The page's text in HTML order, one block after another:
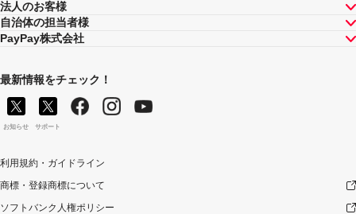
法人のお客様
自治体の担当者様
PayPay株式会社
最新情報をチェック！
お知らせ サポート
利用規約・ガイドライン
商標・登録商標について
ソフトバンク人権ポリシー